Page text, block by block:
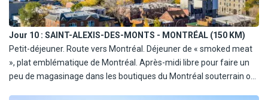
Jour 10 : SAINT-ALEXIS-DES-MONTS - MONTRÉAL (150 KM)
Petit-déjeuner. Route vers Montréal. Déjeuner de « smoked meat
», plat emblématique de Montréal. Après-midi libre pour faire un
peu de magasinage dans les boutiques du Montréal souterrain ou